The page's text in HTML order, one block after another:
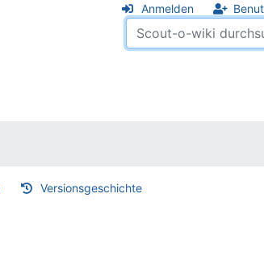
Anmelden
Versionsgeschichte